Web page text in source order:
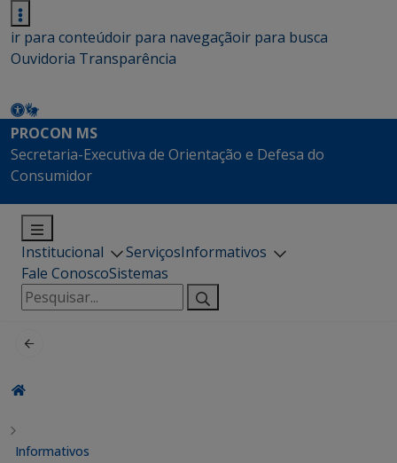
ir para conteúdoir para navegaçãoir para busca
Ouvidoria Transparência
PROCON MS
Secretaria-Executiva de Orientação e Defesa do
Consumidor
Institucional ServiçosInformativos
Fale ConoscoSistemas
Pesquisar
por:
Informativos